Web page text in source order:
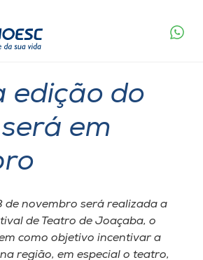
edição do
em
de novembro será realizada a
de Teatro de Joaçaba, o
como objetivo incentivar a
região, em especial o teatro,